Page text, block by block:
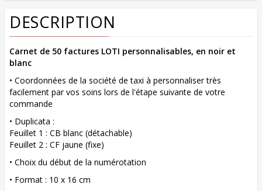
DESCRIPTION
Carnet de 50 factures LOTI personnalisables, en noir et
blanc
• Coordonnées de la société de taxi à personnaliser très
facilement par vos soins lors de l'étape suivante de votre
commande
• Duplicata :
Feuillet 1 : CB blanc (détachable)
Feuillet 2 : CF jaune (fixe)
• Choix du début de la numérotation
• Format : 10 x 16 cm